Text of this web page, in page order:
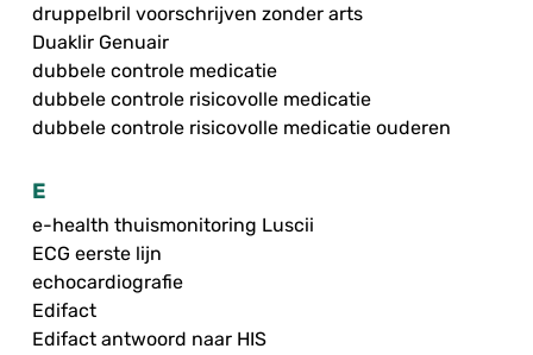
druppelbril voorschrijven zonder arts
Duaklir Genuair
dubbele controle medicatie
dubbele controle risicovolle medicatie
dubbele controle risicovolle medicatie ouderen
E
e-health thuismonitoring Luscii
ECG eerste lijn
echocardiografie
Edifact
Edifact antwoord naar HIS